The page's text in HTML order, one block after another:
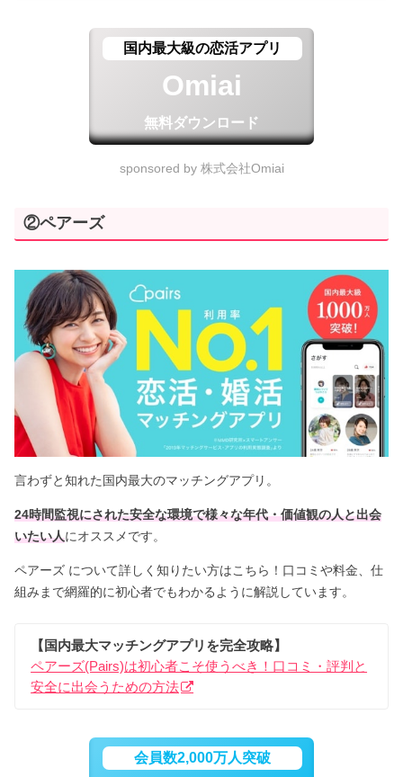
国内最大級の恋活アプリ
Omiai
無料ダウンロード
sponsored by 株式会社Omiai
②ペアーズ
言わずと知れた国内最大のマッチングアプリ。
24時間監視にされた安全な環境で様々な年代・価値観の人と出会
いたい人にオススメです。
ペアーズ について詳しく知りたい方はこちら！口コミや料金、仕
組みまで網羅的に初心者でもわかるように解説しています。
【国内最大マッチングアプリを完全攻略】
ペアーズ(Pairs)は初心者こそ使うべき！口コミ・評判と
安全に出会うための方法
会員数2,000万人突破